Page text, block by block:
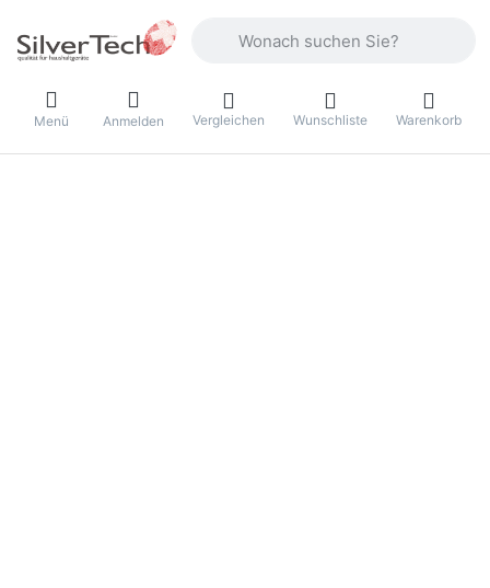
Menü Anmelden Vergleichen Wunschliste Warenkorb